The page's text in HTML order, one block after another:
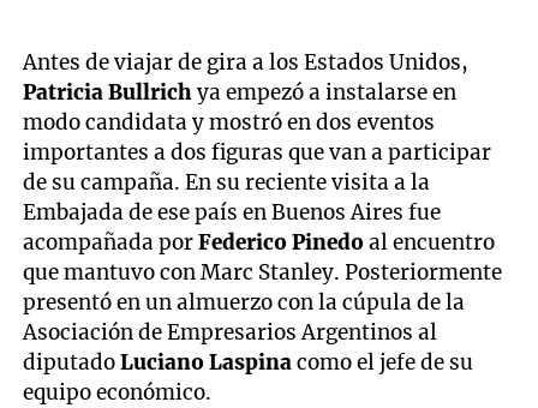
Antes de viajar de gira a los Estados Unidos,
Patricia Bullrichya empezó a instalarse en
modo candidata y mostró en dos eventos
importantes a dos figuras que van a participar
de su campaña. En su reciente visita a la
Embajada de ese país en Buenos Aires fue
acompañada porFederico Pinedoal encuentro
que mantuvo con Marc Stanley. Posteriormente
presentó en un almuerzo con la cúpula de la
Asociación de Empresarios Argentinos al
diputadoLuciano Laspinacomo el jefe de su
equipo económico.